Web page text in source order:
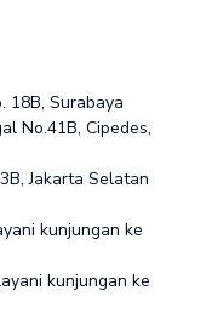
18B, Surabaya
No.41B, Cipedes,
Jakarta Selatan
kunjungan ke
kunjungan ke